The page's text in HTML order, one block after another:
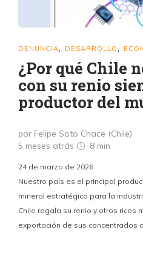
DENUNCIA, DESARROLLO,
¿Por qué Chile
con su renio
productor del
por Felipe Soto Chace (Chile)
5 meses atrás
8 min
24 de marzo de 2026
Nuestro país es el principal
mineral estratégico para la
Chile regala su renio y otros ricos
exportación de sus concentrados